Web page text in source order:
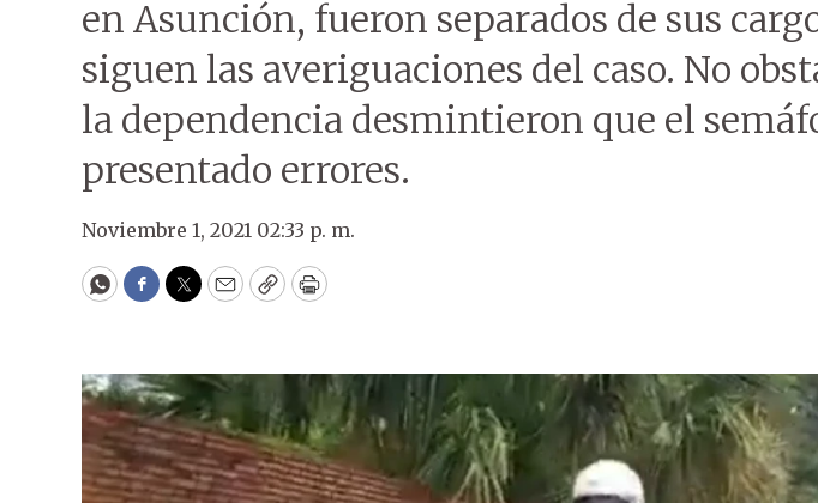
en Asunción, fueron separados de sus
siguen las averiguaciones del caso. No
la dependencia desmintieron que el
presentado errores.
Noviembre 1, 2021 02:33 p. m.
WhatsApp
Facebook
Twitter
EmailCopyPrint